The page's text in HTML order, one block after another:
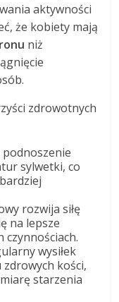
aktywności
że kobiety mają
niż
zdrowotnych
podnoszenie
sylwetki, co
rozwija siłę
na lepsze
czynnościach.
wysiłek
kości,
starzenia